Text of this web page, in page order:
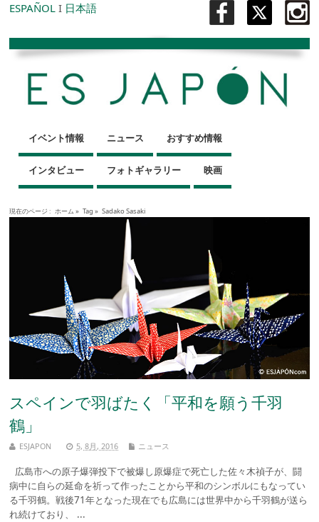
ESPAÑOL I 日本語
イベント情報 ニュース おすすめ情報
インタビュー フォトギャラリー 映画
現在のページ : ホーム » Tag » Sadako Sasaki
スペインで羽ばたく「平和を願う千羽
鶴」
ESJAPON 5, 8月, 2016 ニュース
広島市への原子爆弾投下で被爆し原爆症で死亡した佐々木禎子が、闘
病中に自らの延命を祈って作ったことから平和のシンボルにもなってい
る千羽鶴。戦後71年となった現在でも広島には世界中から千羽鶴が送ら
れ続けており、 ...